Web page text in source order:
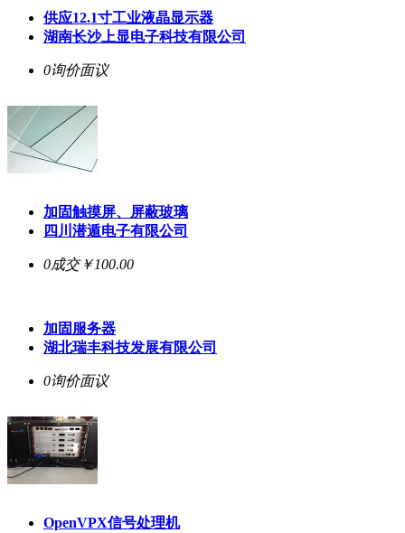
供应12.1寸工业液晶显示器
湖南长沙上显电子科技有限公司
0询价面议
加固触摸屏、屏蔽玻璃
四川潜遁电子有限公司
0成交￥100.00
加固服务器
湖北瑞丰科技发展有限公司
0询价面议
OpenVPX信号处理机